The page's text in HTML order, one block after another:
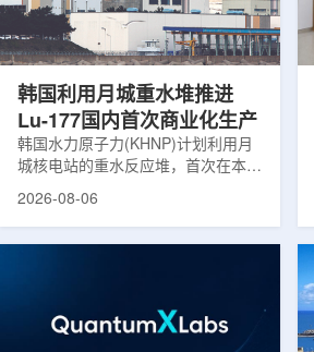
韩国利用月城重水堆推进
Lu-177国内首次商业化生产
韩国水力原子力(KHNP)计划利用月
城核电站的重水反应堆，首次在本土
生产用于癌症治疗的放射性同位素
元化的供应链并缩短运输时间。此次
计划的首要目标是实现镥-177的商业
2026-08-06